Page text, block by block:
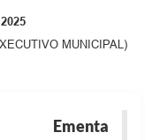
MUNICIPAL)
Ementa